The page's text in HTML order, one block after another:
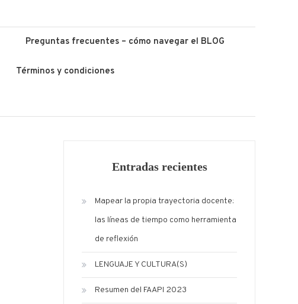
Preguntas frecuentes – cómo navegar el BLOG
Términos y condiciones
Entradas recientes
Mapear la propia trayectoria docente:
las líneas de tiempo como herramienta
de reflexión
LENGUAJE Y CULTURA(S)
Resumen del FAAPI 2023